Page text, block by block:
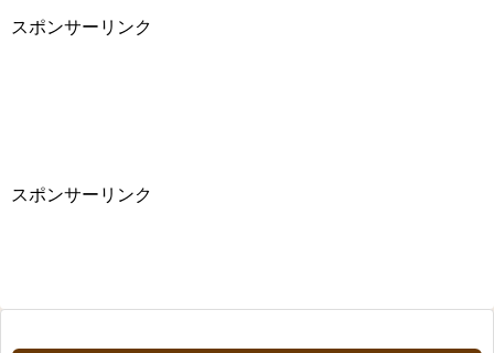
スポンサーリンク
スポンサーリンク